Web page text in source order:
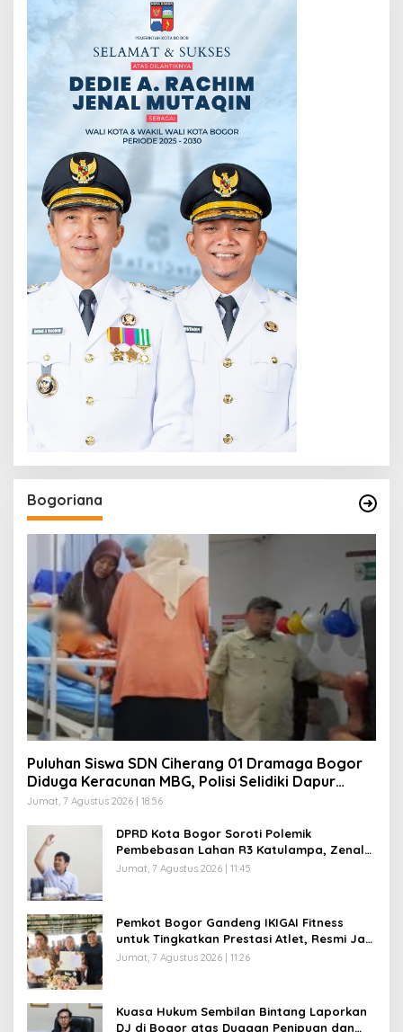
Bogoriana
Puluhan Siswa SDN Ciherang 01 Dramaga Bogor
Diduga Keracunan MBG, Polisi Selidiki Dapur
SPPG
Jumat, 7 Agustus 2026 | 18:56
DPRD Kota Bogor Soroti Polemik
Pembebasan Lahan R3 Katulampa, Zenal
Abidin Minta Verifikasi Kepemilikan Diusut
Jumat, 7 Agustus 2026 | 11:45
Pemkot Bogor Gandeng IKIGAI Fitness
untuk Tingkatkan Prestasi Atlet, Resmi Jadi
Official Gym Partner
Jumat, 7 Agustus 2026 | 11:26
Kuasa Hukum Sembilan Bintang Laporkan
DJ di Bogor atas Dugaan Penipuan dan